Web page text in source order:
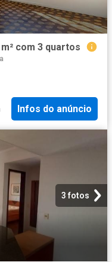
com 3 quartos
Infos do anúncio
3 fotos